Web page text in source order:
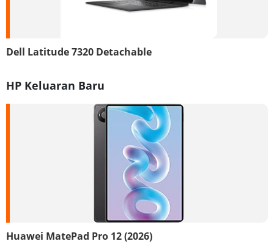
Dell Latitude 7320 Detachable
HP Keluaran Baru
Huawei MatePad Pro 12 (2026)